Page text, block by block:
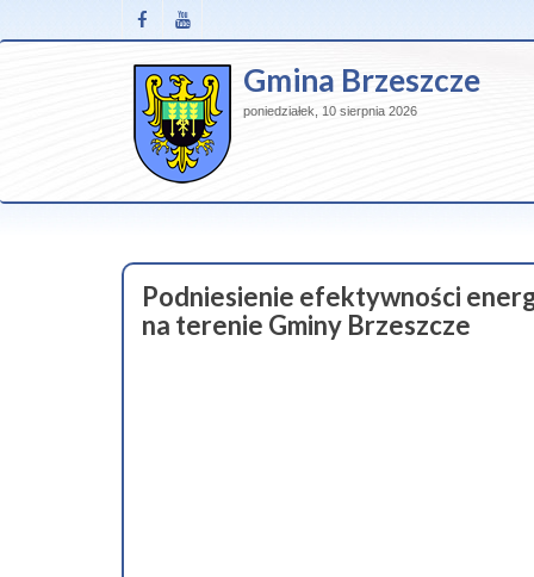
Gmina Brzeszcze
poniedziałek, 10 sierpnia 2026
Podniesienie efektywności
na terenie Gminy Brzeszcze